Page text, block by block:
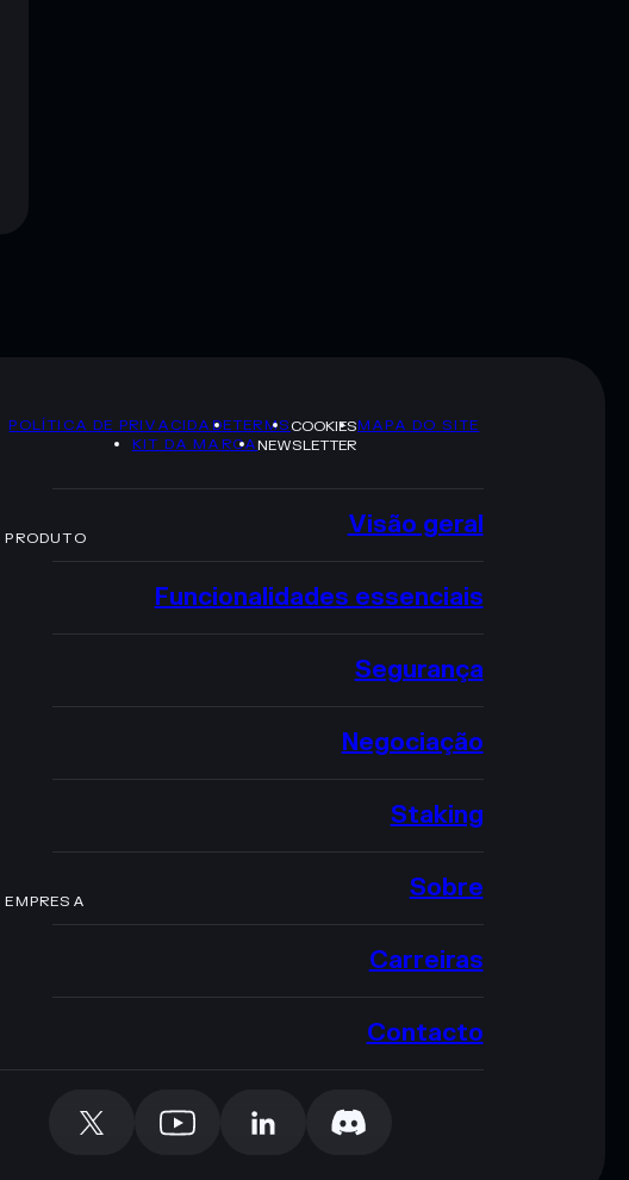
POLÍTICA DE PRIVACIDADETERMSCOOKIESMAPA DO SITE
KIT DA MARCANEWSLETTER
PRODUTO Visão geral
Funcionalidades essenciais
Segurança
Negociação
Staking
EMPRESA Sobre
Carreiras
Contacto